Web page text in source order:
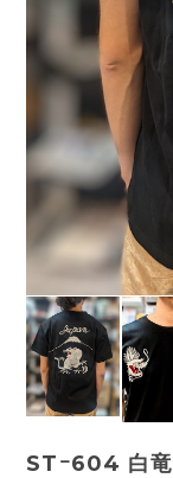
STｰ604 白竜